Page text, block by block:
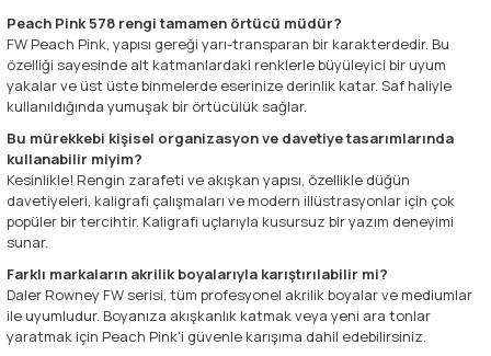
Peach Pink 578 rengi tamamen örtücü müdür?
FW Peach Pink, yapısı gereği yarı-transparan bir karakterdedir. Bu
özelliği sayesinde alt katmanlardaki renklerle büyüleyici bir uyum
yakalar ve üst üste binmelerde eserinize derinlik katar. Saf haliyle
kullanıldığında yumuşak bir örtücülük sağlar.
Bu mürekkebi kişisel organizasyon ve davetiye tasarımlarında
kullanabilir miyim?
Kesinlikle! Rengin zarafeti ve akışkan yapısı, özellikle düğün
davetiyeleri, kaligrafi çalışmaları ve modern illüstrasyonlar için çok
popüler bir tercihtir. Kaligrafi uçlarıyla kusursuz bir yazım deneyimi
sunar.
Farklı markaların akrilik boyalarıyla karıştırılabilir mi?
Daler Rowney FW serisi, tüm profesyonel akrilik boyalar ve mediumlar
ile uyumludur. Boyanıza akışkanlık katmak veya yeni ara tonlar
yaratmak için Peach Pink'i güvenle karışıma dahil edebilirsiniz.